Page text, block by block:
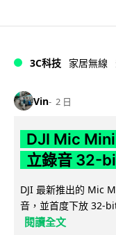
3C科技 家居無線
Vin 2 日
DJI Mic
立錄音 32-
DJI 最新推出的 Mic
音，並首度下放 32-
閱讀全文